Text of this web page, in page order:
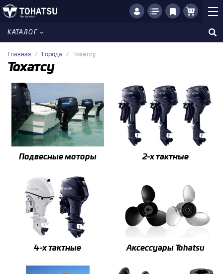
КАТАЛОГ
Главная Города Тохатсу
Тохатсу
Подвесные моторы 2-x тактные
4-x тактные Аксессуары Tohatsu